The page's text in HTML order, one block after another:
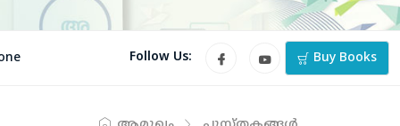
Follow Us: Buy Books